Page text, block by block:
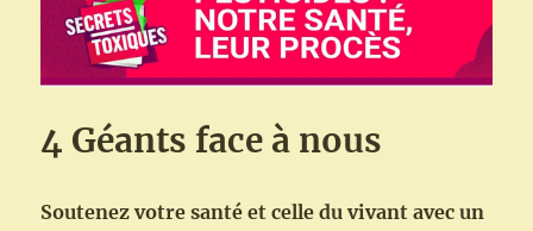
4 Géants face à nous
Soutenez votre santé et celle du vivant avec un